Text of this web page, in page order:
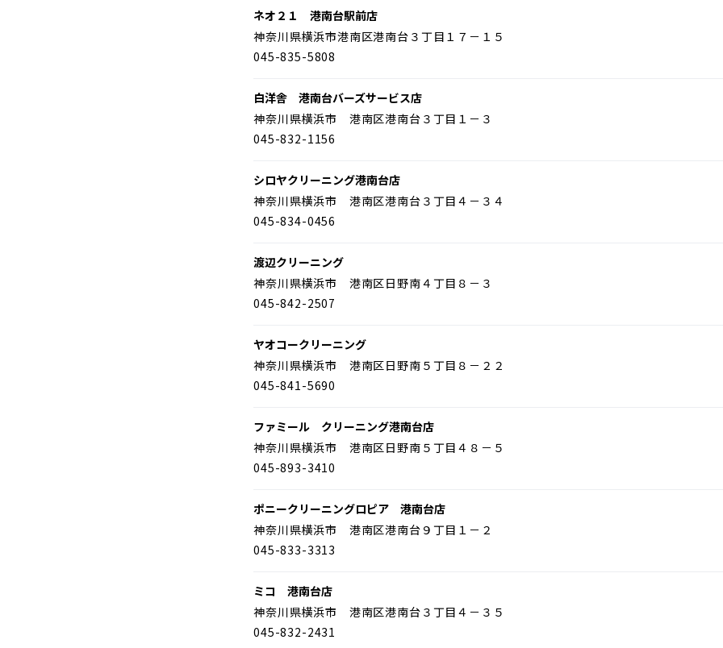
ネオ２１ 港南台駅前店
神奈川県横浜市港南区港南台３丁目１７－１５
045-835-5808
白洋舎 港南台バーズサービス店
神奈川県横浜市 港南区港南台３丁目１－３
045-832-1156
シロヤクリーニング港南台店
神奈川県横浜市 港南区港南台３丁目４－３４
045-834-0456
渡辺クリーニング
神奈川県横浜市 港南区日野南４丁目８－３
045-842-2507
ヤオコークリーニング
神奈川県横浜市 港南区日野南５丁目８－２２
045-841-5690
ファミール クリーニング港南台店
神奈川県横浜市 港南区日野南５丁目４８－５
045-893-3410
ポニークリーニングロピア 港南台店
神奈川県横浜市 港南区港南台９丁目１－２
045-833-3313
ミコ 港南台店
神奈川県横浜市 港南区港南台３丁目４－３５
045-832-2431